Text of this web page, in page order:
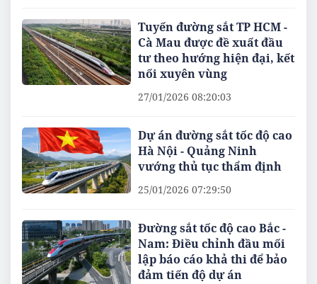
Tuyến đường sắt TP HCM -
Cà Mau được đề xuất đầu
tư theo hướng hiện đại, kết
nối xuyên vùng
27/01/2026 08:20:03
Dự án đường sắt tốc độ cao
Hà Nội - Quảng Ninh
vướng thủ tục thẩm định
25/01/2026 07:29:50
Đường sắt tốc độ cao Bắc -
Nam: Điều chỉnh đầu mối
lập báo cáo khả thi để bảo
đảm tiến độ dự án